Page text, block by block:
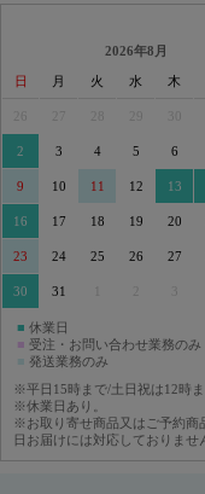
2026年8月
日 月 火 水 木
29 30
2 3 4 5 6
9 10 11 12 13
16 17 18 19 20
23 24 25 26 27
30 31 3
■ 休業日
■ 受注・お問い合わせ業務のみ
■ 発送業務のみ
※平日15時まで/土日祝は12時
※休業日あり。
※お取り寄せ商品又はご予約商
日お届けには対応しておりませ